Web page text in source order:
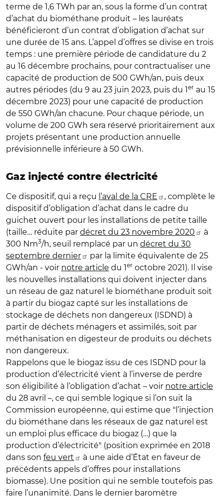
terme de 1,6 TWh par an, sous la forme d’un contrat
d’achat du biométhane produit – les lauréats
bénéficieront d’un contrat d’obligation d’achat sur
une durée de 15 ans. L’appel d’offres se divise en trois
temps : une première période de candidature du 2
au 16 décembre prochains, pour contractualiser une
capacité de production de 500 GWh/an, puis deux
autres périodes (du 9 au 23 juin 2023, puis du 1er au 15
décembre 2023) pour une capacité de production
de 550 GWh/an chacune. Pour chaque période, un
volume de 200 GWh sera réservé prioritairement aux
projets présentant une production annuelle
prévisionnelle inférieure à 50 GWh.
Gaz injecté contre électricité
Ce dispositif, qui a reçu l’aval de la CRE
, complète le
dispositif d’obligation d’achat dans le cadre du
guichet ouvert pour les installations de petite taille
(taille… réduite par décret du 23 novembre 2020
à
300 Nm3/h, seuil remplacé par un décret du 30
septembre dernier
par la limite équivalente de 25
GWh/an - voir notre article du 1er octobre 2021). Il vise
les nouvelles installations qui doivent injecter dans
un réseau de gaz naturel le biométhane produit soit
à partir du biogaz capté sur les installations de
stockage de déchets non dangereux (ISDND) à
partir de déchets ménagers et assimilés, soit par
méthanisation en digesteur de produits ou déchets
non dangereux.
Rappelons que le biogaz issu de ces ISDND pour la
production d’électricité vient à l’inverse de perdre
son éligibilité à l’obligation d’achat – voir notre article
du 28 avril –, ce qui semble logique si l’on suit la
Commission européenne, qui estime que "l’injection
du biométhane dans les réseaux de gaz naturel est
un emploi plus efficace du biogaz (…) que la
production d’électricité" (position exprimée en 2018
dans son feu vert
à une aide d’État en faveur de
précédents appels d’offres pour installations
biomasse). Une position qui ne semble toutefois pas
faire l’unanimité. Dans le dernier baromètre